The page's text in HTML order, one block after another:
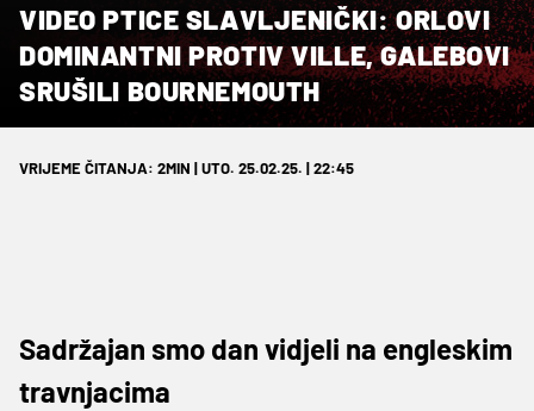
VIDEO PTICE SLAVLJENIČKI: ORLOVI
DOMINANTNI PROTIV VILLE, GALEBOVI
SRUŠILI BOURNEMOUTH
VRIJEME ČITANJA: 2MIN | UTO. 25.02.25. | 22:45
Sadržajan smo dan vidjeli na engleskim
travnjacima